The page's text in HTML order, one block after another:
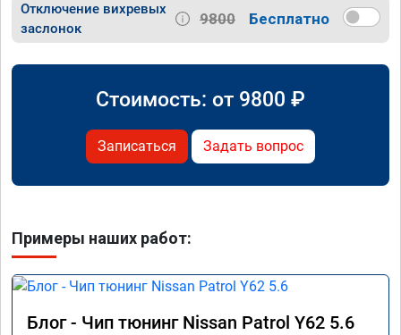
Отключение вихревых
заслонок
9800 Бесплатно
Стоимость: от 9800 ₽
Записаться Задать вопрос
Примеры наших работ:
Блог - Чип тюнинг Nissan Patrol Y62 5.6